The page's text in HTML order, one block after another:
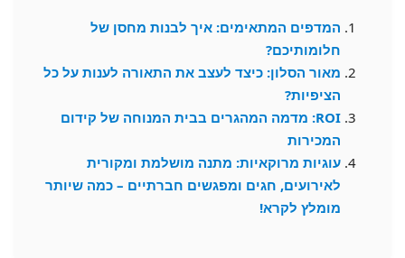
המדפים המתאימים: איך לבנות מחסן של
חלומותיכם?
מאור הסלון: כיצד לעצב את התאורה לענות על כל
הציפיות?
ROI: מדמה המהגרים בבית המנוחה של קידום
המכירות
עוגיות מרוקאיות: מתנה מושלמת ומקורית
לאירועים, חגים ומפגשים חברתיים – כמה שיותר
מומלץ לקרא!